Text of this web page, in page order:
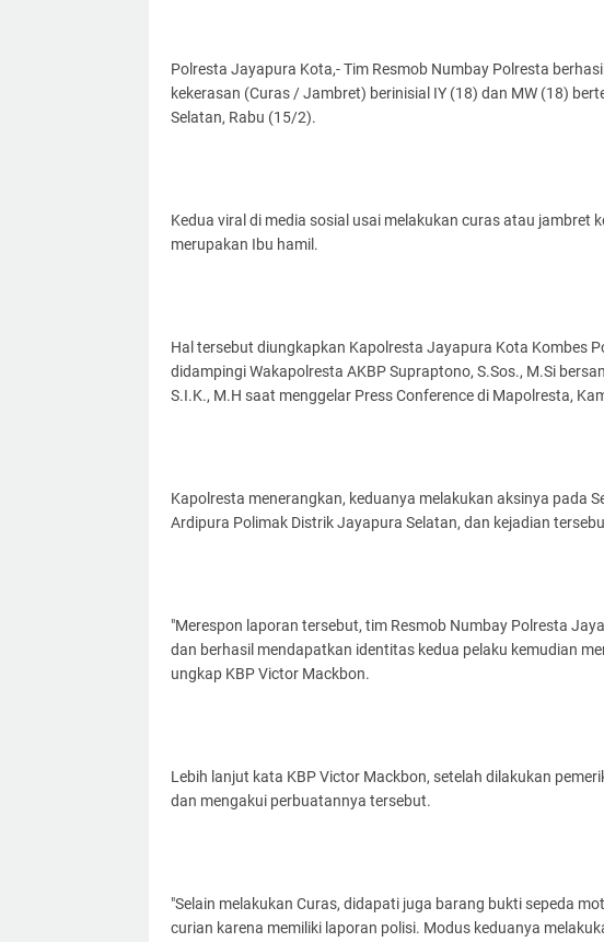
Polresta Jayapura Kota,- Tim Resmob Numbay Polresta
kekerasan (Curas / Jambret) berinisial IY (18) dan MW (18)
Selatan, Rabu (15/2).
Kedua viral di media sosial usai melakukan curas atau jambret
merupakan Ibu hamil.
Hal tersebut diungkapkan Kapolresta Jayapura Kota Kombes
didampingi Wakapolresta AKBP Supraptono, S.Sos., M.Si
S.I.K., M.H saat menggelar Press Conference di Mapolresta,
Kapolresta menerangkan, keduanya melakukan aksinya pada
Ardipura Polimak Distrik Jayapura Selatan, dan kejadian
"Merespon laporan tersebut, tim Resmob Numbay Polresta
dan berhasil mendapatkan identitas kedua pelaku kemudian
ungkap KBP Victor Mackbon.
Lebih lanjut kata KBP Victor Mackbon, setelah dilakukan
dan mengakui perbuatannya tersebut.
"Selain melakukan Curas, didapati juga barang bukti sepeda
curian karena memiliki laporan polisi. Modus keduanya